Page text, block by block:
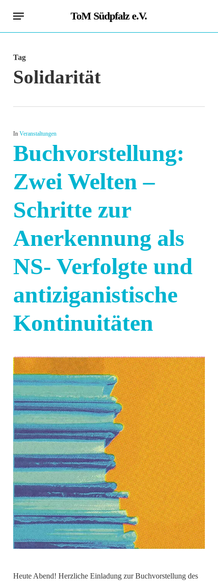
content
ToM Südpfalz e.V.
Menu
Tag
Solidarität
In Veranstaltungen
Buchvorstellung:
Zwei Welten –
Schritte zur
Anerkennung als
NS- Verfolgte und
antiziganistische
Kontinuitäten
Heute Abend! Herzliche Einladung zur Buchvorstellung des